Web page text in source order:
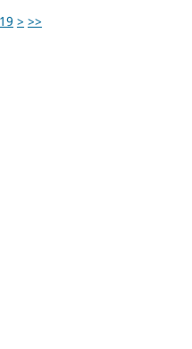
19 > >>